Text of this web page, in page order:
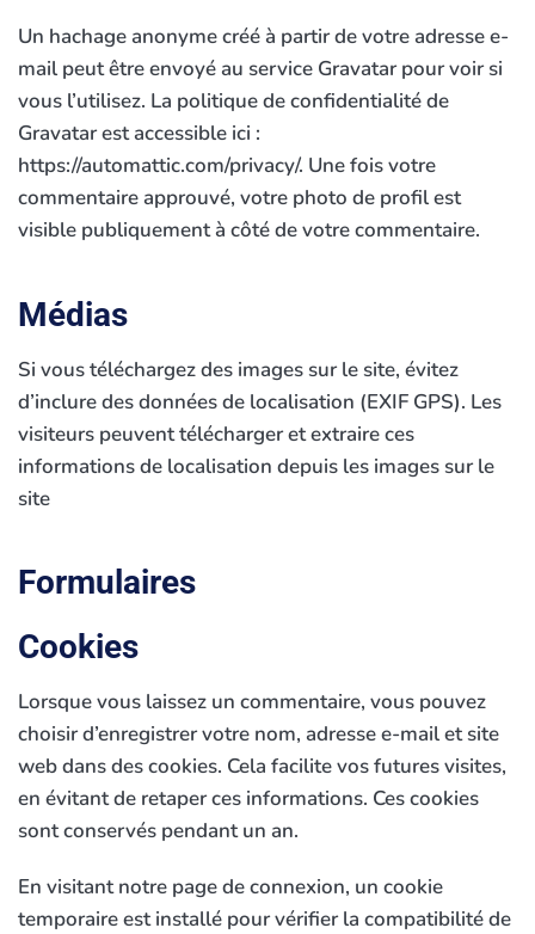
Un hachage anonyme créé à partir de votre adresse e-
mail peut être envoyé au service Gravatar pour voir si
vous l’utilisez. La politique de confidentialité de
Gravatar est accessible ici :
https://automattic.com/privacy/. Une fois votre
commentaire approuvé, votre photo de profil est
visible publiquement à côté de votre commentaire.
Médias
Si vous téléchargez des images sur le site, évitez
d’inclure des données de localisation (EXIF GPS). Les
visiteurs peuvent télécharger et extraire ces
informations de localisation depuis les images sur le
site
Formulaires
Cookies
Lorsque vous laissez un commentaire, vous pouvez
choisir d’enregistrer votre nom, adresse e-mail et site
web dans des cookies. Cela facilite vos futures visites,
en évitant de retaper ces informations. Ces cookies
sont conservés pendant un an.
En visitant notre page de connexion, un cookie
temporaire est installé pour vérifier la compatibilité de